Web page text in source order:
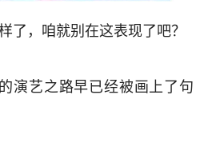
了，咱就别在这表现了吧？
演艺之路早已经被画上了句